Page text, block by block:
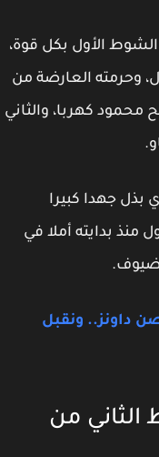
الأول بكل قوة،
العارضة من
كهربا، والثاني
جهدا كبيرا
بدايته أملا في
ونقبل
من